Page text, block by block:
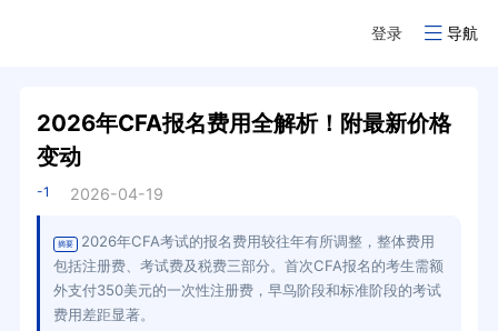
登录 导航
2026年CFA报名费用全解析！附最新价格
变动
-1 2026-04-19
摘要
2026年CFA考试的报名费用较往年有所调整，整体费用
包括注册费、考试费及税费三部分。首次CFA报名的考生需额
外支付350美元的一次性注册费，早鸟阶段和标准阶段的考试
费用差距显著。